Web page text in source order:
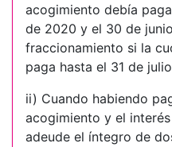
acogimiento debía
de 2020 y el 30 de
fraccionamiento si la
paga hasta el 31 de
ii) Cuando habiendo
acogimiento y el
adeude el íntegro de